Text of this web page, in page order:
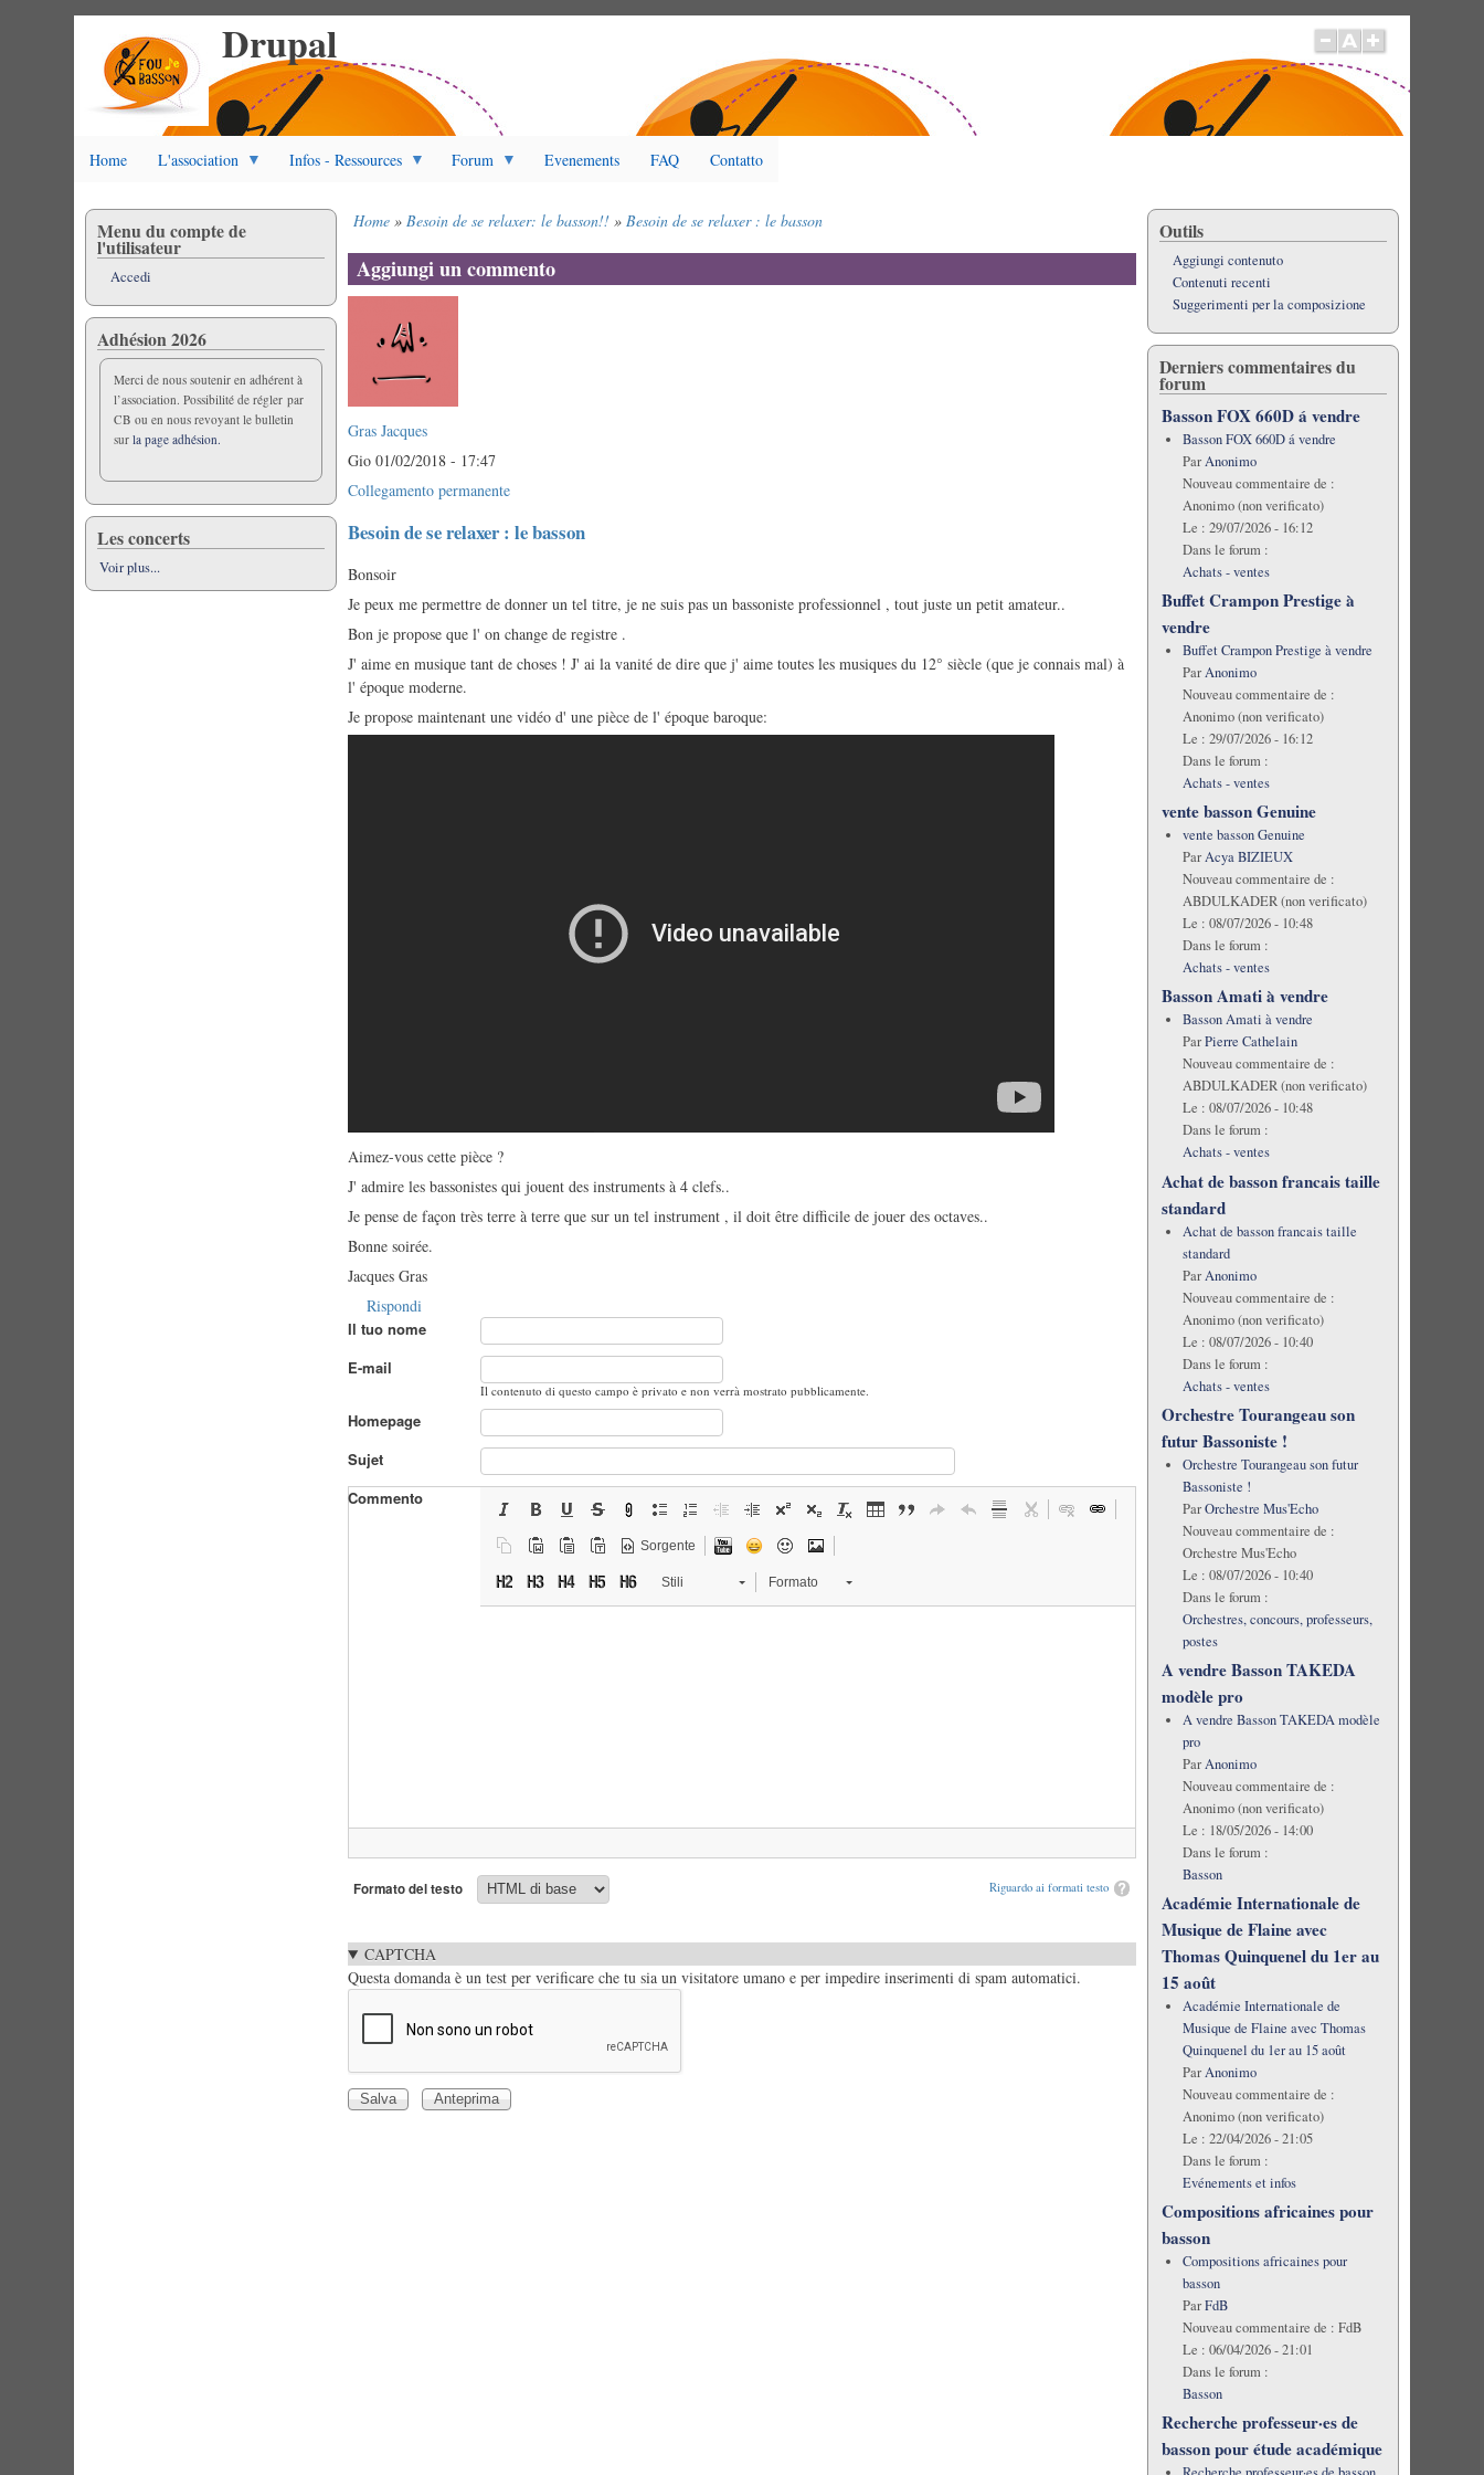
Drupal
Home L'association Infos - Ressources Forum Evenements FAQ Contatto
di
pane
Home Besoin de se relaxer: le basson!! Besoin de se relaxer : le basson
Aggiungi un commento
Gras Jacques
Gio 01/02/2018 - 17:47
Collegamento permanente
Besoin de se relaxer : le basson
Bonsoir
Je peux me permettre de donner un tel titre, je ne suis pas un bassoniste professionnel , tout juste un petit amateur..
Bon je propose que l' on change de registre .
J' aime en musique tant de choses ! J' ai la vanité de dire que j' aime toutes les musiques du 12° siècle (que je connais mal) à
l' époque moderne.
Je propose maintenant une vidéo d' une pièce de l' époque baroque:
Aimez-vous cette pièce ?
J' admire les bassonistes qui jouent des instruments à 4 clefs..
Je pense de façon très terre à terre que sur un tel instrument , il doit être difficile de jouer des octaves..
Bonne soirée.
Jacques Gras
Rispondi
Il tuo nome
E-mail
Il contenuto di questo campo è privato e non verrà mostrato pubblicamente.
Homepage
Sujet
Commento
Sorgente
Stili Formato
Riguardo ai formati testo
Formato del testo
CAPTCHA
Questa domanda è un test per verificare che tu sia un visitatore umano e per impedire inserimenti di spam automatici.
Menu du compte de
l'utilisateur
Accedi
Adhésion 2026
Merci de nous soutenir en adhérent à
l’association. Possibilité de régler par
CB ou en nous revoyant le bulletin
surla page adhésion.
Les concerts
Voir plus...
Outils
Aggiungi contenuto
Contenuti recenti
Suggerimenti per la composizione
Derniers commentaires du
forum
Basson FOX 660D á vendre
Basson FOX 660D á vendre
ParAnonimo
Nouveau commentaire de :
Anonimo (non verificato)
Le : 29/07/2026 - 16:12
Dans le forum :
Achats - ventes
Buffet Crampon Prestige à
vendre
Buffet Crampon Prestige à vendre
ParAnonimo
Nouveau commentaire de :
Anonimo (non verificato)
Le : 29/07/2026 - 16:12
Dans le forum :
Achats - ventes
vente basson Genuine
vente basson Genuine
ParAcya BIZIEUX
Nouveau commentaire de :
ABDULKADER (non verificato)
Le : 08/07/2026 - 10:48
Dans le forum :
Achats - ventes
Basson Amati à vendre
Basson Amati à vendre
ParPierre Cathelain
Nouveau commentaire de :
ABDULKADER (non verificato)
Le : 08/07/2026 - 10:48
Dans le forum :
Achats - ventes
Achat de basson francais taille
standard
Achat de basson francais taille
standard
ParAnonimo
Nouveau commentaire de :
Anonimo (non verificato)
Le : 08/07/2026 - 10:40
Dans le forum :
Achats - ventes
Orchestre Tourangeau son
futur Bassoniste !
Orchestre Tourangeau son futur
Bassoniste !
ParOrchestre Mus'Echo
Nouveau commentaire de :
Orchestre Mus'Echo
Le : 08/07/2026 - 10:40
Dans le forum :
Orchestres, concours, professeurs,
postes
A vendre Basson TAKEDA
modèle pro
A vendre Basson TAKEDA modèle
pro
ParAnonimo
Nouveau commentaire de :
Anonimo (non verificato)
Le : 18/05/2026 - 14:00
Dans le forum :
Basson
Académie Internationale de
Musique de Flaine avec
Thomas Quinquenel du 1er au
15 août
Académie Internationale de
Musique de Flaine avec Thomas
Quinquenel du 1er au 15 août
ParAnonimo
Nouveau commentaire de :
Anonimo (non verificato)
Le : 22/04/2026 - 21:05
Dans le forum :
Evénements et infos
Compositions africaines pour
basson
Compositions africaines pour
basson
ParFdB
Nouveau commentaire de : FdB
Le : 06/04/2026 - 21:01
Dans le forum :
Basson
Recherche professeur·es de
basson pour étude académique